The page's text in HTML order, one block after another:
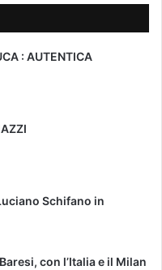
: AUTENTICA
Schifano in
con l’Italia e il Milan